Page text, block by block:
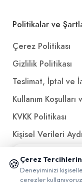
Politikalar ve
Çerez Politikası
Gizlilik Politikası
Teslimat, İptal ve
Kullanım
KVKK Politikası
Kişisel Verileri
🍪 Çerez
Deneyiminizi
çerezler kullanıyoruz.
📱 Mobil